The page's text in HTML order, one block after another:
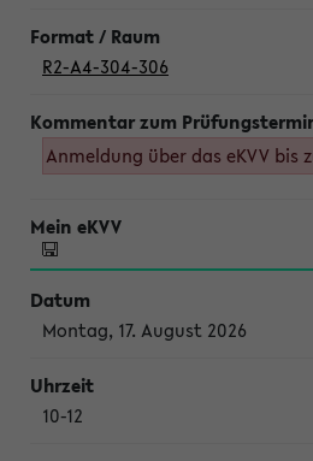
R2-A4-304-306
Anmeldung über das eKVV bis
Montag, 17. August 2026
10-12